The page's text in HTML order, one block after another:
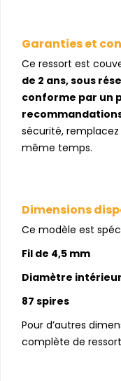
Garanties et
Ce ressort est
de 2 ans, sous
conforme par un
sécurité,
même temps.
Dimensions
Ce modèle est
Fil de 4,5 mm
Diamètre
87 spires
Pour d’autres
complète de